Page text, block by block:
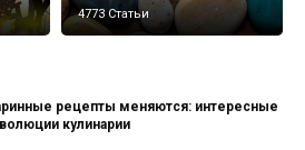
4773 Статьи
рецепты меняются: интересные
кулинарии